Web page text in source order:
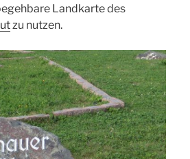
Landkarte des
zu nutzen.